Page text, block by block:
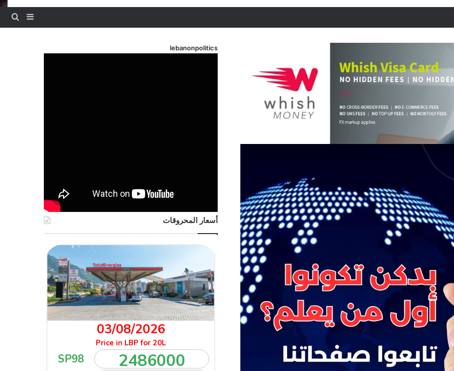
إضافة
lebanonpolitics
أسعار المحروقات